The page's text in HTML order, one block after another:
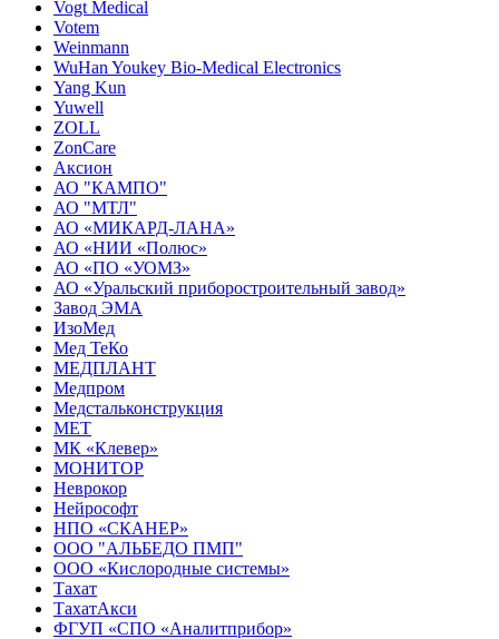
Vogt Medical
Votem
Weinmann
WuHan Youkey Bio-Medical Electronics
Yang Kun
Yuwell
ZOLL
ZonCare
Аксион
АО "КАМПО"
АО "МТЛ"
АО «МИКАРД-ЛАНА»
АО «НИИ «Полюс»
АО «ПО «УОМЗ»
АО «Уральский приборостроительный завод»
Завод ЭМА
ИзоМед
Мед ТеКо
МЕДПЛАНТ
Медпром
Медстальконструкция
МЕТ
МК «Клевер»
МОНИТОР
Неврокор
Нейрософт
НПО «СКАНЕР»
ООО "АЛЬБЕДО ПМП"
ООО «Кислородные системы»
Тахат
ТахатАкси
ФГУП «СПО «Аналитприбор»